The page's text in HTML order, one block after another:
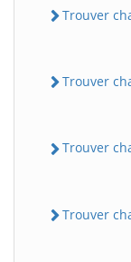
Trouver
Trouver
Trouver
Trouver